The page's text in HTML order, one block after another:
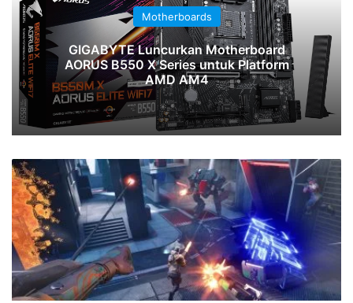
DDR-5 Memory
Renesas Perkenalkan Chipset MRDIMM
Gen 3 dengan Kecepatan DDR5 Hingga
16.000 MT/s
NVIDIA
Luncurkan
Driver
GeForce
610.62
WHQL:
Siap
Sambut
Gim